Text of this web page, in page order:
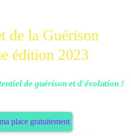
de la Guérison
édition 2023
de guérison et d'évolution !
place gratuitement